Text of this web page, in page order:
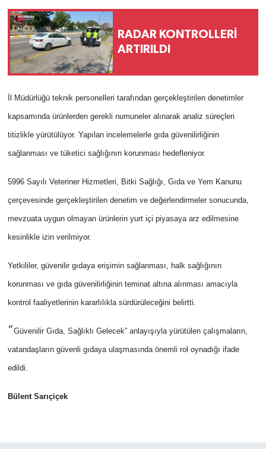
RADAR KONTROLLERİ
ARTIRILDI
İl Müdürlüğü teknik personelleri tarafından gerçekleştirilen denetimler
kapsamında ürünlerden gerekli numuneler alınarak analiz süreçleri
titizlikle yürütülüyor. Yapılan incelemelerle gıda güvenilirliğinin
sağlanması ve tüketici sağlığının korunması hedefleniyor.
5996 Sayılı Veteriner Hizmetleri, Bitki Sağlığı, Gıda ve Yem Kanunu
çerçevesinde gerçekleştirilen denetim ve değerlendirmeler sonucunda,
mevzuata uygun olmayan ürünlerin yurt içi piyasaya arz edilmesine
kesinlikle izin verilmiyor.
Yetkililer, güvenilir gıdaya erişimin sağlanması, halk sağlığının
korunması ve gıda güvenilirliğinin teminat altına alınması amacıyla
kontrol faaliyetlerinin kararlılıkla sürdürüleceğini belirtti.
“Güvenilir Gıda, Sağlıklı Gelecek” anlayışıyla yürütülen çalışmaların,
vatandaşların güvenli gıdaya ulaşmasında önemli rol oynadığı ifade
edildi.
Bülent Sarıçiçek